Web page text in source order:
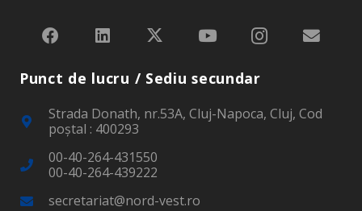
Punct de lucru / Sediu secundar
Strada Donath, nr.53A, Cluj-Napoca, Cluj, Cod
poştal : 400293
00-40-264-431550
00-40-264-439222
secretariat@nord-vest.ro